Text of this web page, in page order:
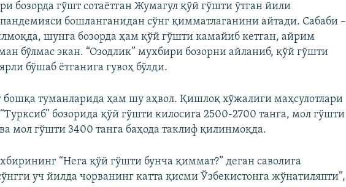
бозорда гўшт сотаётган Жумагул қўй гўшти ўтган йили
бошланганидан сўнг қимматлаганини айтади. Сабаби –
шунга бозорда ҳам қўй гўшти камайиб кетган, айрим
бўлмас экан. “Озодлик” мухбири бозорни айланиб, қўй гўшти
бўшаб ётганига гувоҳ бўлди.
бошқа туманларида ҳам шу аҳвол. Қишлоқ хўжалиги маҳсулотлари
бозорида қўй гўшти килосига 2500-2700 танга, мол гўшти
мол гўшти 3400 танга баҳода таклиф қилинмоқда.
“Нега қўй гўшти бунча қиммат?” деган саволига
уч йилда чорванинг катта қисми Ўзбекистонга жўнатиляпти”,